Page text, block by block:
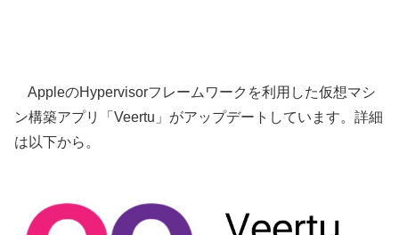
AppleのHypervisorフレームワークを利用した仮想マシ
ン構築アプリ「Veertu」がアップデートしています。詳細
は以下から。